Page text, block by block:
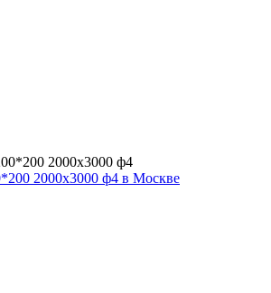
2000х3000 ф4 в Москве